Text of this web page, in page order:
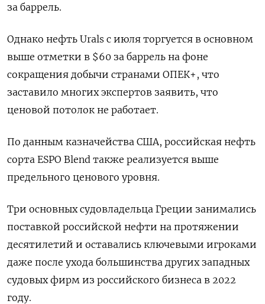
за баррель.
Однако нефть Urals с июля торгуется в основном
выше отметки в $60 за баррель на фоне
сокращения добычи странами ОПЕК+, что
заставило многих экспертов заявить, что
ценовой потолок не работает.
По данным казначейства США, российская нефть
сорта ESPO Blend также реализуется выше
предельного ценового уровня.
Три основных судовладельца Греции занимались
поставкой российской нефти на протяжении
десятилетий и оставались ключевыми игроками
даже после ухода большинства других западных
судовых фирм из российского бизнеса в 2022
году.